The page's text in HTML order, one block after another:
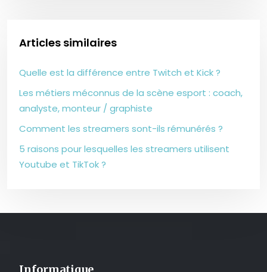
Articles similaires
Quelle est la différence entre Twitch et Kick ?
Les métiers méconnus de la scène esport : coach,
analyste, monteur / graphiste
Comment les streamers sont-ils rémunérés ?
5 raisons pour lesquelles les streamers utilisent
Youtube et TikTok ?